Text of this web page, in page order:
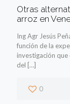
Otras
arroz en
Ing Agr Jesús
función de la
investigación
del […]
0